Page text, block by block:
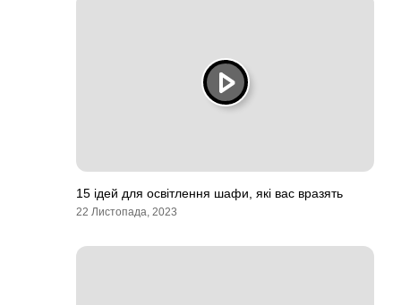
15 ідей для освітлення шафи, які вас вразять
22 Листопада, 2023